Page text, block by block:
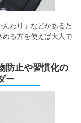
わり」などがあるた
める方を使えば大人で
防止や習慣化の
ー